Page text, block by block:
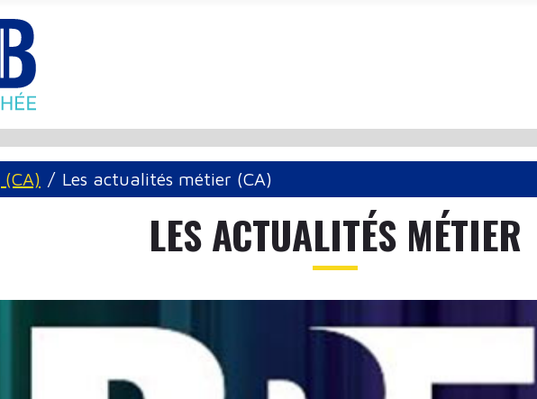
(CA) Les actualités métier (CA)
LES ACTUALITÉS MÉTIER